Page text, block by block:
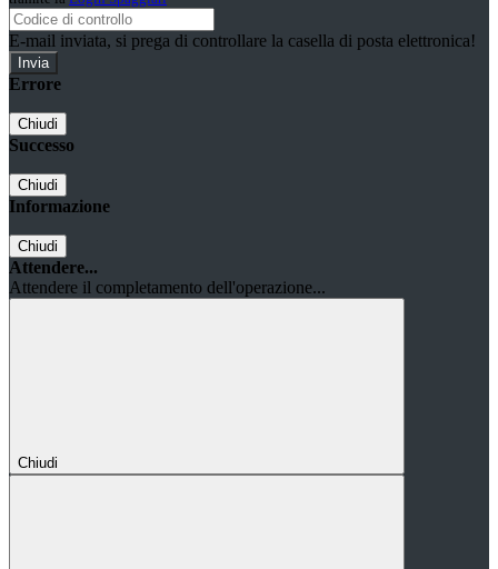
E-mail inviata, si prega di controllare la casella di posta elettronica!
Errore
Chiudi
Successo
Chiudi
Informazione
Chiudi
Attendere...
Attendere il completamento dell'operazione...
Chiudi